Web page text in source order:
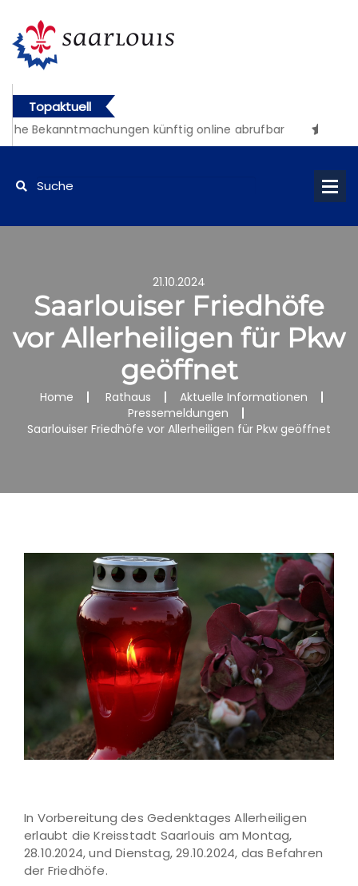
Topaktuell
Bekanntmachungen künftig online abrufbar
21.10.2024
Saarlouiser Friedhöfe
vor Allerheiligen für Pkw
geöffnet
Home Rathaus
Aktuelle Informationen
Pressemeldungen
Saarlouiser Friedhöfe vor Allerheiligen für Pkw geöffnet
In Vorbereitung des Gedenktages Allerheiligen
erlaubt die Kreisstadt Saarlouis am Montag,
28.10.2024, und Dienstag, 29.10.2024, das Befahren
der Friedhöfe.